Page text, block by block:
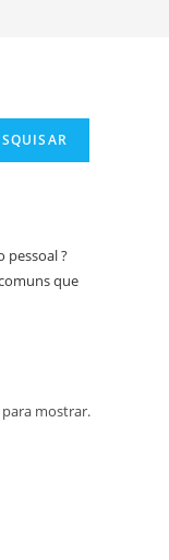
pessoal ?
que
mostrar.